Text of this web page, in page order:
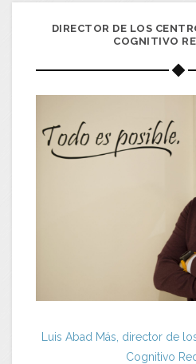
DIRECTOR DE LOS
COGNITIVO
Luis Abad Más, director de
Cognitivo